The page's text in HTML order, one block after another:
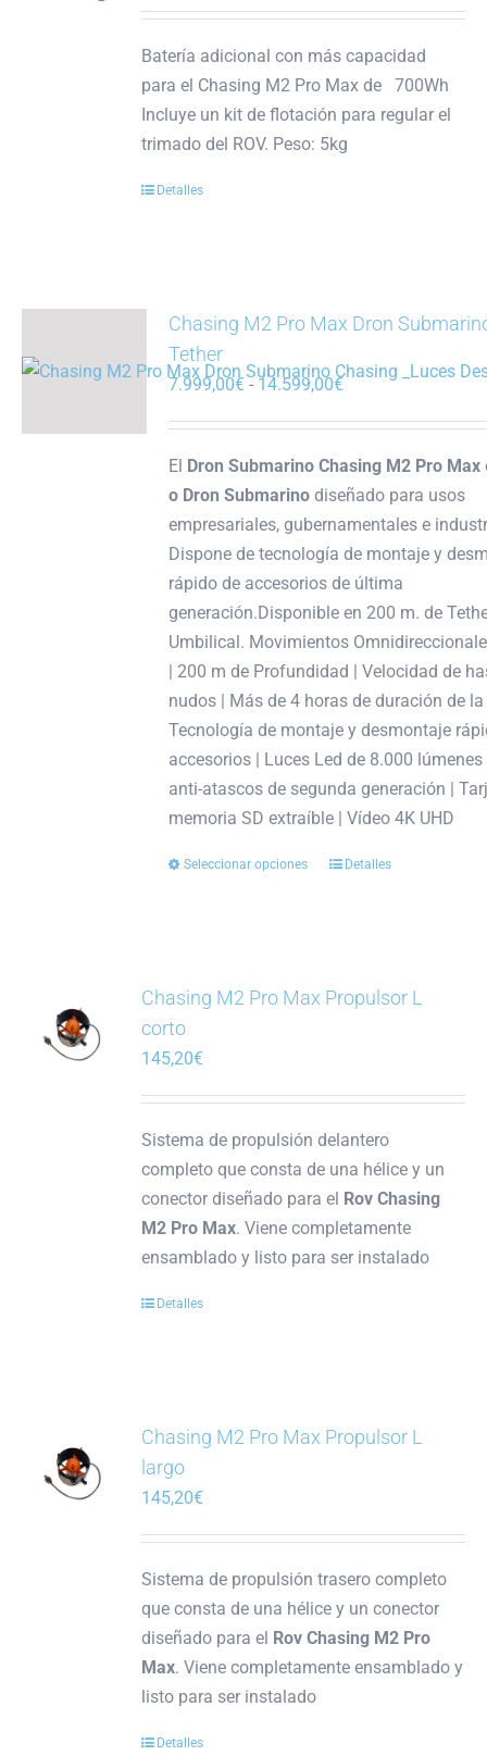
Batería adicional con más capacidad
para el Chasing M2 Pro Max de 700Wh
Incluye un kit de flotación para regular el
trimado del ROV. Peso: 5kg
Detalles
Chasing M2 Pro Max Dron
Tether
7.999,00€ - 14.599,00€Rango
desde
7.999,00€
hasta
14.599,00€
El Dron Submarino Chasing M2 Pro Max
o Dron Submarino diseñado para usos
empresariales, gubernamentales e
Dispone de tecnología de montaje y
rápido de accesorios de última
generación.Disponible en 200 m. de
Umbilical. Movimientos
| 200 m de Profundidad | Velocidad de
nudos | Más de 4 horas de duración de
Tecnología de montaje y desmontaje
accesorios | Luces Led de 8.000
anti-atascos de segunda generación |
memoria SD extraíble | Vídeo 4K UHD
Seleccionar opciones
Este
variantes.
Las
pueden
elegir
en
la
página
de
Detalles
Chasing M2 Pro Max Propulsor L
corto
145,20€
Sistema de propulsión delantero
completo que consta de una hélice y un
conector diseñado para el Rov Chasing
M2 Pro Max. Viene completamente
ensamblado y listo para ser instalado
Detalles
Chasing M2 Pro Max Propulsor L
largo
145,20€
Sistema de propulsión trasero completo
que consta de una hélice y un conector
diseñado para el Rov Chasing M2 Pro
Max. Viene completamente ensamblado y
listo para ser instalado
Detalles